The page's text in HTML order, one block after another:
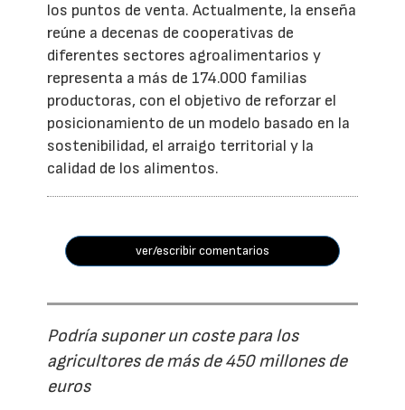
los puntos de venta. Actualmente, la enseña
reúne a decenas de cooperativas de
diferentes sectores agroalimentarios y
representa a más de 174.000 familias
productoras, con el objetivo de reforzar el
posicionamiento de un modelo basado en la
sostenibilidad, el arraigo territorial y la
calidad de los alimentos.
ver/escribir comentarios
Podría suponer un coste para los
agricultores de más de 450 millones de
euros